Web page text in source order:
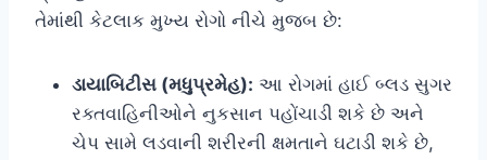
તેમાંથી કેટલાક મુખ્ય રોગો નીચે મુજબ છે:
ડાયાબિટીસ (મધુપ્રમેહ): આ રોગમાં હાઈ બ્લડ સુગર
રક્તવાહિનીઓને નુકસાન પહોંચાડી શકે છે અને
ચેપ સામે લડવાની શરીરની ક્ષમતાને ઘટાડી શકે છે,